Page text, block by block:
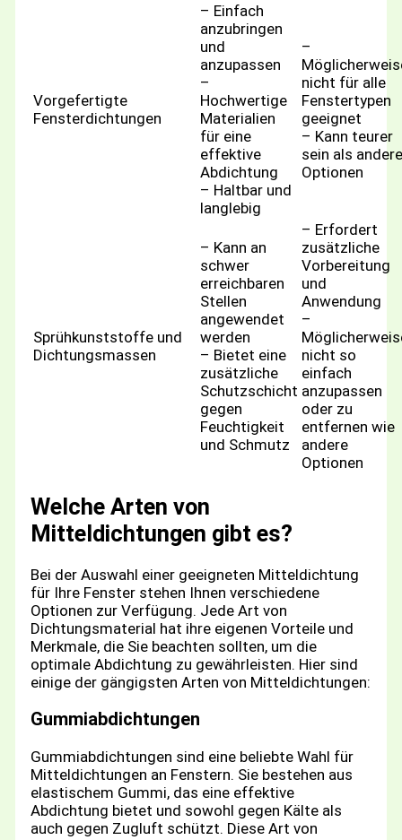
Vorgefertigte
Fensterdichtungen
– Einfach
anzubringen
und
anzupassen
–
Hochwertige
Materialien
für eine
effektive
Abdichtung
– Haltbar und
langlebig
–
nicht für alle
Fenstertypen
geeignet
– Kann teurer
sein als
Optionen
Sprühkunststoffe und
Dichtungsmassen
– Kann an
schwer
erreichbaren
Stellen
angewendet
werden
– Bietet eine
zusätzliche
Schutzschicht
gegen
Feuchtigkeit
und Schmutz
– Erfordert
zusätzliche
Vorbereitung
und
Anwendung
–
nicht so
einfach
anzupassen
oder zu
entfernen wie
andere
Optionen
Welche Arten von
Mitteldichtungen gibt es?
Bei der Auswahl einer geeigneten Mitteldichtung
für Ihre Fenster stehen Ihnen verschiedene
Optionen zur Verfügung. Jede Art von
Dichtungsmaterial hat ihre eigenen Vorteile und
Merkmale, die Sie beachten sollten, um die
optimale Abdichtung zu gewährleisten. Hier sind
einige der gängigsten Arten von Mitteldichtungen:
Gummiabdichtungen
Gummiabdichtungen sind eine beliebte Wahl für
Mitteldichtungen an Fenstern. Sie bestehen aus
elastischem Gummi, das eine effektive
Abdichtung bietet und sowohl gegen Kälte als
auch gegen Zugluft schützt. Diese Art von